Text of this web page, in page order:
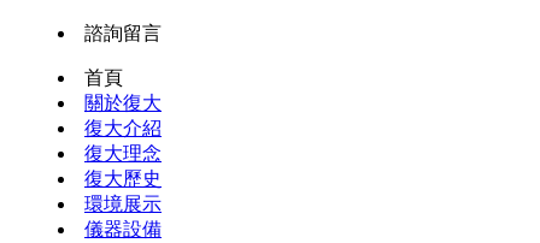
諮詢留言
首頁
關於復大
復大介紹
復大理念
復大歷史
環境展示
儀器設備